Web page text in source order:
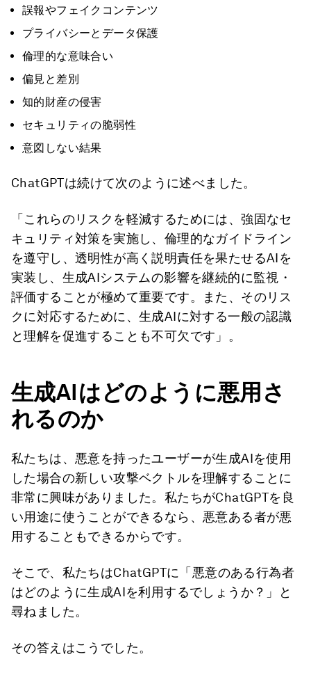
誤報やフェイクコンテンツ
プライバシーとデータ保護
倫理的な意味合い
偏見と差別
知的財産の侵害
セキュリティの脆弱性
意図しない結果
ChatGPTは続けて次のように述べました。
「これらのリスクを軽減するためには、強固なセ
キュリティ対策を実施し、倫理的なガイドライン
を遵守し、透明性が高く説明責任を果たせるAIを
実装し、生成AIシステムの影響を継続的に監視・
評価することが極めて重要です。また、そのリス
クに対応するために、生成AIに対する一般の認識
と理解を促進することも不可欠です」。
生成AIはどのように悪用さ
れるのか
私たちは、悪意を持ったユーザーが生成AIを使用
した場合の新しい攻撃ベクトルを理解することに
非常に興味がありました。私たちがChatGPTを良
い用途に使うことができるなら、悪意ある者が悪
用することもできるからです。
そこで、私たちはChatGPTに「悪意のある行為者
はどのように生成AIを利用するでしょうか？」と
尋ねました。
その答えはこうでした。